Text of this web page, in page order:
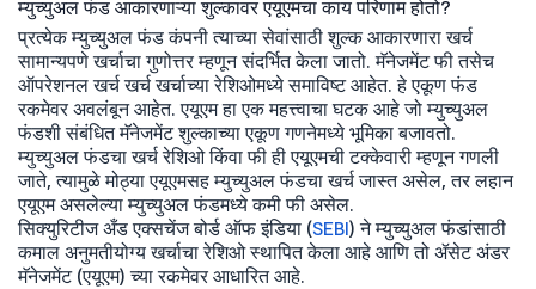
म्युच्युअल फंड आकारणाऱ्या शुल्कावर एयूएमचा काय परिणाम होतो?
प्रत्येक म्युच्युअल फंड कंपनी त्याच्या सेवांसाठी शुल्क आकारणारा खर्च
सामान्यपणे खर्चाचा गुणोत्तर म्हणून संदर्भित केला जातो. मॅनेजमेंट फी तसेच
ऑपरेशनल खर्च खर्च खर्चाच्या रेशिओमध्ये समाविष्ट आहेत. हे एकूण फंड
रकमेवर अवलंबून आहेत. एयूएम हा एक महत्त्वाचा घटक आहे जो म्युच्युअल
फंडशी संबंधित मॅनेजमेंट शुल्काच्या एकूण गणनेमध्ये भूमिका बजावतो.
म्युच्युअल फंडचा खर्च रेशिओ किंवा फी ही एयूएमची टक्केवारी म्हणून गणली
जाते, त्यामुळे मोठ्या एयूएमसह म्युच्युअल फंडचा खर्च जास्त असेल, तर लहान
एयूएम असलेल्या म्युच्युअल फंडमध्ये कमी फी असेल.
सिक्युरिटीज अँड एक्सचेंज बोर्ड ऑफ इंडिया (SEBI) ने म्युच्युअल फंडांसाठी
कमाल अनुमतीयोग्य खर्चाचा रेशिओ स्थापित केला आहे आणि तो ॲसेट अंडर
मॅनेजमेंट (एयूएम) च्या रकमेवर आधारित आहे.